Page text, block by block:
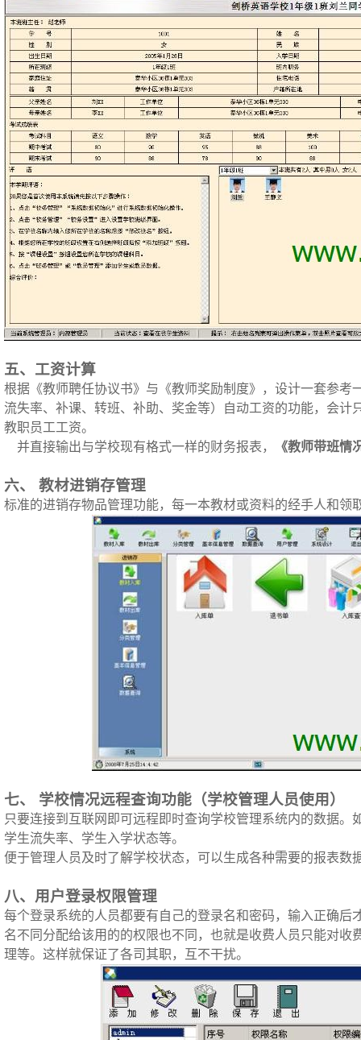
五、工资计算
根据《教师聘任协议书》与《教师奖励制度》，设计一套参考
流失率、补课、转班、补助、奖金等）自动工资的功能，会计
教职员工工资。
并直接输出与学校现有格式一样的财务报表，
《教师带班情
六、 教材进销存管理
标准的进销存物品管理功能，每一本教材或资料的经手人和领
七、 学校情况远程查询功能（学校管理人员使用）
只要连接到互联网即可远程即时查询学校管理系统内的数据
学生流失率、学生入学状态等。
便于管理人员及时了解学校状态，可以生成各种需要的报表数
八、用户登录权限管理
每个登录系统的人员都要有自己的登录名和密码，输入正确后
名不同分配给该用的的权限也不同，也就是收费人员只能对
理等。这样就保证了各司其职，互不干扰。